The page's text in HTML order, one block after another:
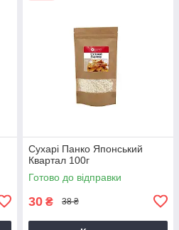
Сухарі Панко Японський
Квартал 100г
Готово до відправки
30 ₴ 38 ₴